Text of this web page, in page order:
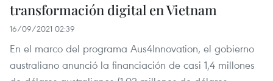
transformación digital en Vietnam
16/09/2021 02:39
En el marco del programa Aus4Innovation, el gobierno
australiano anunció la financiación de casi 1,4 millones